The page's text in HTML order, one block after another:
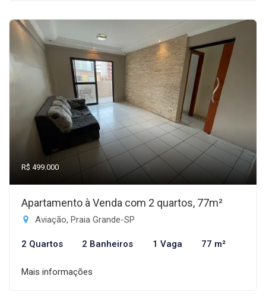
R$ 499.000
Apartamento à Venda com 2 quartos, 77m²
Aviação, Praia Grande-SP
2 Quartos 2 Banheiros 1 Vaga 77 m²
Mais informações